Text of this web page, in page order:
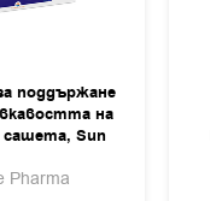
поддържане
на
Sun
Pharma